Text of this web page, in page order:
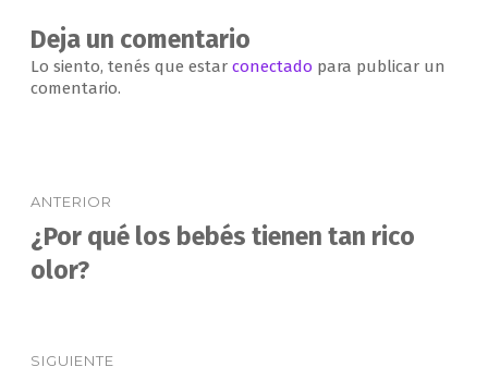
Deja un comentario
Lo siento, tenés que estar conectado para publicar un
comentario.
de
entradas
ANTERIOR
Entrada
anterior:
¿Por qué los bebés tienen tan rico
olor?
SIGUIENTE